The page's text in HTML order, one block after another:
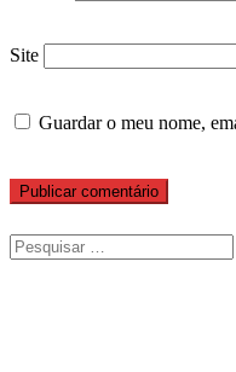
Site
Guardar o meu nome,
Pesquisar
por: